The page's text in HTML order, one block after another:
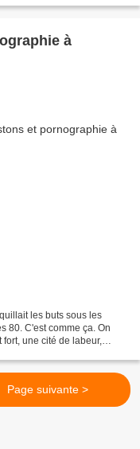
à
les buts sous les
80. C'est comme ça. On
une cité de labeur,
Page suivante >